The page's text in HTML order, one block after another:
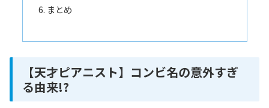
まとめ
【天才ピアニスト】コンビ名の意外すぎ
る由来!?